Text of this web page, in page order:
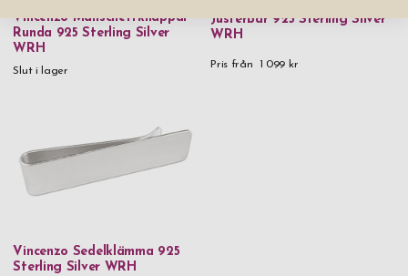
Vincenzo Manschettknappar
Runda 925 Sterling Silver
WRH
Slut i lager
Justerbar 925 Sterling Silver
WRH
Pris från 1 099 kr
Vincenzo Sedelklämma 925
Sterling Silver WRH